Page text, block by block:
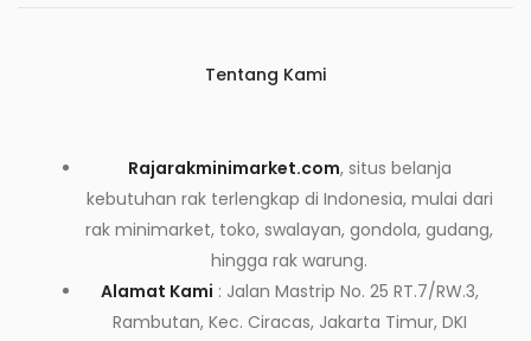
Tentang Kami
Rajarakminimarket.com, situs belanja
kebutuhan rak terlengkap di Indonesia, mulai dari
rak minimarket, toko, swalayan, gondola, gudang,
hingga rak warung.
Alamat Kami : Jalan Mastrip No. 25 RT.7/RW.3,
Rambutan, Kec. Ciracas, Jakarta Timur, DKI